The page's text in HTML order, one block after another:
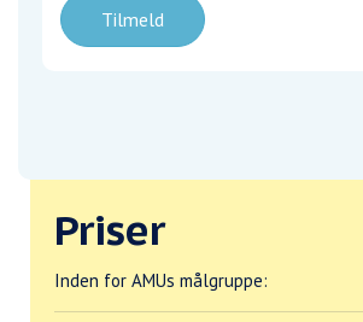
Tilmeld
Priser
Inden for AMUs målgruppe: